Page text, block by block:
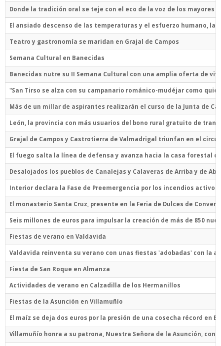
Donde la tradición oral se teje con el eco de la voz de los mayores
El ansiado descenso de las temperaturas y el esfuerzo humano,
Teatro y gastronomía se maridan en Grajal de Campos
Semana Cultural en Banecidas
Banecidas nutre su II Semana Cultural con una amplia oferta de
"San Tirso se alza con su campanario románico-mudéjar como
Más de un millar de aspirantes realizarán el curso de la Junta de
León, la provincia con más usuarios del bono rural gratuito de
Grajal de Campos y Castrotierra de Valmadrigal triunfan en el
El fuego salta la línea de defensa y avanza hacia la casa forestal
Desalojados los pueblos de Canalejas y Calaveras de Arriba y de
Interior declara la Fase de Preemergencia por los incendios
El monasterio Santa Cruz, presente en la Feria de Dulces de
Seis millones de euros para impulsar la creación de más de 850
Fiestas de verano en Valdavida
Valdavida reinventa su verano con unas fiestas 'adobadas' con la
Fiesta de San Roque en Almanza
Actividades de verano en Calzadilla de los Hermanillos
Fiestas de la Asunción en Villamuñío
El maíz se deja dos euros por la presión de una cosecha récord en
Villamuñío honra a su patrona, Nuestra Señora de la Asunción, con